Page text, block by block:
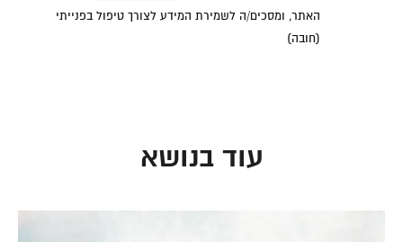
בפנייתי (חובה)
האתר, ומסכים/ה לשמירת המידע לצורך טיפול בפנייתי
(חובה)
עוד בנושא